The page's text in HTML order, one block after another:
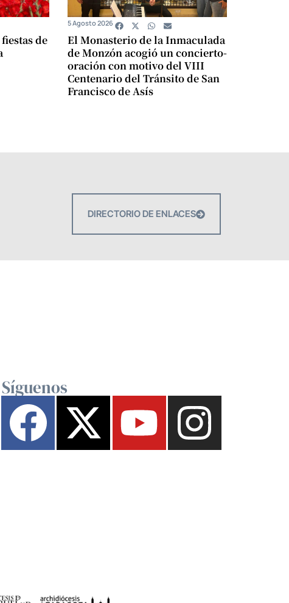
de
El Monasterio de la Inmaculada
de Monzón acogió un concierto-
oración con motivo del VIII
Centenario del Tránsito de San
Francisco de Asís
5 Agosto 2026
DIRECTORIO DE ENLACES
Síguenos